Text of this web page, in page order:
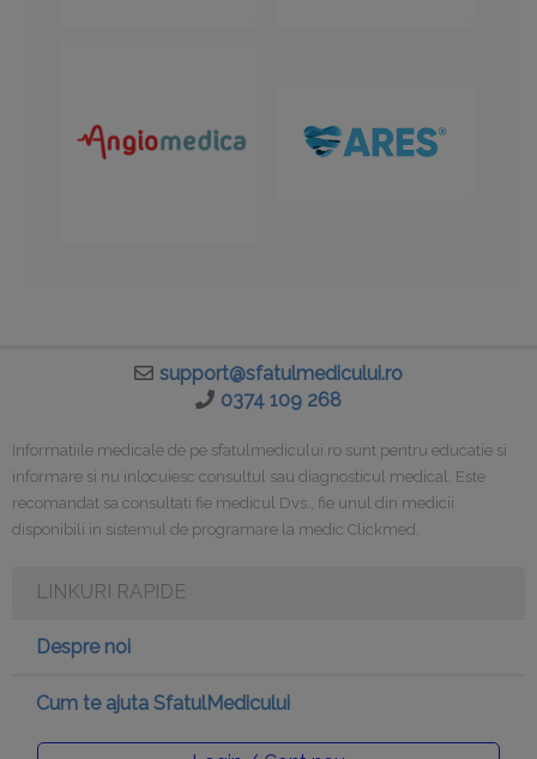
support@sfatulmedicului.ro
0374 109 268
Informatiile medicale de pe sfatulmedicului.ro sunt pentru educatie si
informare si nu inlocuiesc consultul sau diagnosticul medical. Este
recomandat sa consultati fie medicul Dvs., fie unul din medicii
disponibili in sistemul de programare la medic Clickmed.
LINKURI RAPIDE
Despre noi
Cum te ajuta SfatulMedicului